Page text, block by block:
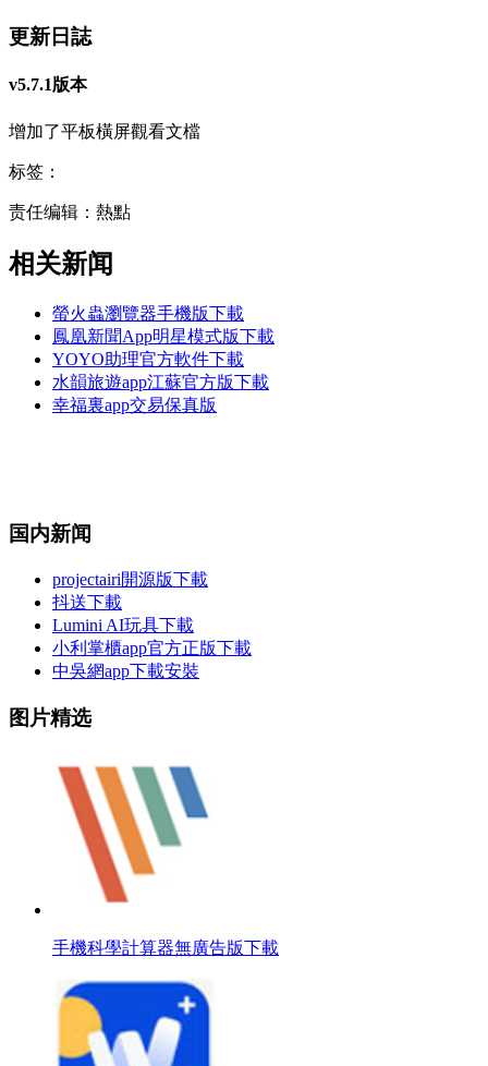
更新日誌
v5.7.1版本
增加了平板橫屏觀看文檔
标签：
责任编辑：熱點
相关新闻
螢火蟲瀏覽器手機版下載
鳳凰新聞App明星模式版下載
YOYO助理官方軟件下載
水韻旅遊app江蘇官方版下載
幸福裏app交易保真版
国内新闻
projectairi開源版下載
抖送下載
Lumini AI玩具下載
小利掌櫃app官方正版下載
中吳網app下載安裝
图片精选
手機科學計算器無廣告版下載